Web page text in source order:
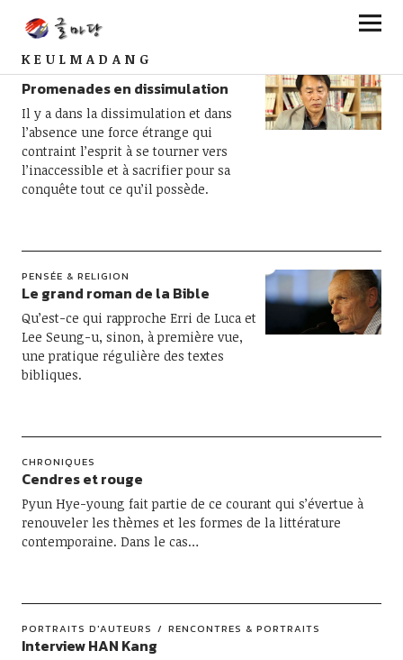
KEULMADANG
PENSÉE & RELIGION
Promenades en dissimulation
Il y a dans la dissimulation et dans
l’absence une force étrange qui
contraint l’esprit à se tourner vers
l’inaccessible et à sacrifier pour sa
conquête tout ce qu’il possède.
PENSÉE & RELIGION
Le grand roman de la Bible
Qu’est-ce qui rapproche Erri de Luca et
Lee Seung-u, sinon, à première vue,
une pratique régulière des textes
bibliques.
CHRONIQUES
Cendres et rouge
Pyun Hye-young fait partie de ce courant qui s’évertue à
renouveler les thèmes et les formes de la littérature
contemporaine. Dans le cas…
PORTRAITS D'AUTEURS RENCONTRES & PORTRAITS
Interview HAN Kang